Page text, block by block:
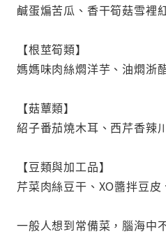
鹹蛋煸苦瓜、香干筍菇雪
【根莖筍類】
媽媽味肉絲燜洋芋、油燜
【菇蕈類】
紹子番茄燒木耳、西芹香
【豆類與加工品】
芹菜肉絲豆干、XO醬拌豆
一般人想到常備菜，腦海中